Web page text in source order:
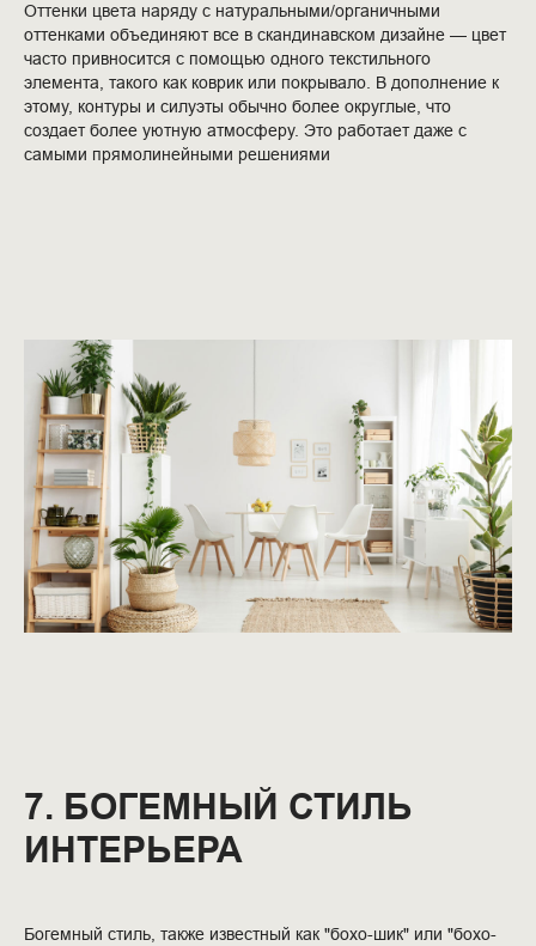
Оттенки цвета наряду с натуральными/органичными
оттенками объединяют все в скандинавском дизайне — цвет
часто привносится с помощью одного текстильного
элемента, такого как коврик или покрывало. В дополнение к
этому, контуры и силуэты обычно более округлые, что
создает более уютную атмосферу. Это работает даже с
самыми прямолинейными решениями
7. БОГЕМНЫЙ СТИЛЬ
ИНТЕРЬЕРА
Богемный стиль, также известный как "бохо-шик" или "бохо-